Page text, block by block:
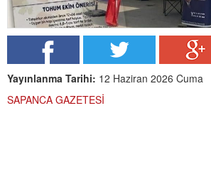
Yayınlanma Tarihi: 12 Haziran 2026 Cuma
SAPANCA GAZETESİ